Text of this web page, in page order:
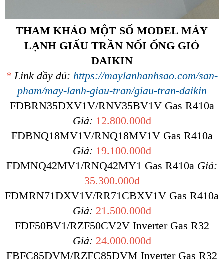
THAM KHẢO MỘT SỐ MODEL MÁY
LẠNH GIẤU TRẦN NỐI ỐNG GIÓ
DAIKIN
* Link đầy đủ: https://maylanhanhsao.com/san-
pham/may-lanh-giau-tran/giau-tran-daikin
FDBRN35DXV1V/RNV35BV1V Gas R410a
Giá: 12.800.000đ
FDBNQ18MV1V/RNQ18MV1V Gas R410a
Giá: 19.100.000đ
FDMNQ42MV1/RNQ42MY1 Gas R410a Giá:
35.300.000đ
FDMRN71DXV1V/RR71CBXV1V Gas R410a
Giá: 21.500.000đ
FDF50BV1/RZF50CV2V Inverter Gas R32
Giá: 24.000.000đ
FBFC85DVM/RZFC85DVM Inverter Gas R32